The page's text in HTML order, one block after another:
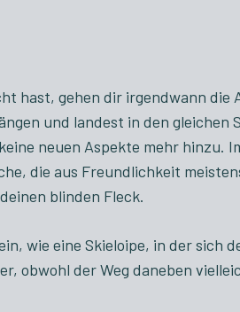
hast, gehen dir irgendwann die
und landest in den
neuen Aspekte mehr
die aus Freundlichkeit
blinden Fleck.
wie eine Skieloipe, in der
obwohl der Weg daneben